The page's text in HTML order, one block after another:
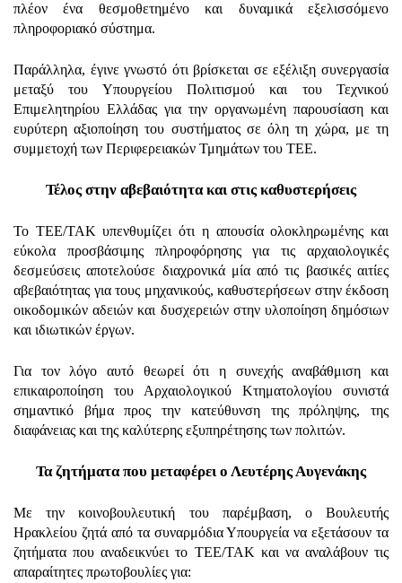
πλέον ένα θεσμοθετημένο και δυναμικά εξελισσόμενο
πληροφοριακό σύστημα.
Παράλληλα, έγινε γνωστό ότι βρίσκεται σε εξέλιξη συνεργασία
μεταξύ του Υπουργείου Πολιτισμού και του Τεχνικού
Επιμελητηρίου Ελλάδας για την οργανωμένη παρουσίαση και
ευρύτερη αξιοποίηση του συστήματος σε όλη τη χώρα, με τη
συμμετοχή των Περιφερειακών Τμημάτων του ΤΕΕ.
Τέλος στην αβεβαιότητα και στις καθυστερήσεις
Το ΤΕΕ/ΤΑΚ υπενθυμίζει ότι η απουσία ολοκληρωμένης και
εύκολα προσβάσιμης πληροφόρησης για τις αρχαιολογικές
δεσμεύσεις αποτελούσε διαχρονικά μία από τις βασικές αιτίες
αβεβαιότητας για τους μηχανικούς, καθυστερήσεων στην έκδοση
οικοδομικών αδειών και δυσχερειών στην υλοποίηση δημόσιων
και ιδιωτικών έργων.
Για τον λόγο αυτό θεωρεί ότι η συνεχής αναβάθμιση και
επικαιροποίηση του Αρχαιολογικού Κτηματολογίου συνιστά
σημαντικό βήμα προς την κατεύθυνση της πρόληψης, της
διαφάνειας και της καλύτερης εξυπηρέτησης των πολιτών.
Τα ζητήματα που μεταφέρει ο Λευτέρης Αυγενάκης
Με την κοινοβουλευτική του παρέμβαση, ο Βουλευτής
Ηρακλείου ζητά από τα συναρμόδια Υπουργεία να εξετάσουν τα
ζητήματα που αναδεικνύει το ΤΕΕ/ΤΑΚ και να αναλάβουν τις
απαραίτητες πρωτοβουλίες για: